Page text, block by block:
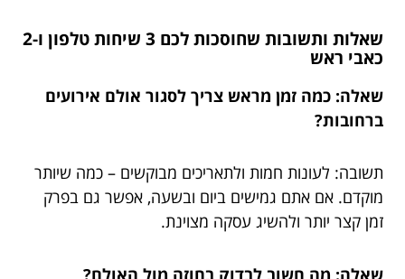
שאלות ותשובות שחוסכות לכם 3 שיחות טלפון ו-2
כאבי ראש
שאלה: כמה זמן מראש צריך לסגור אולם אירועים
ברחובות?
תשובה: לעונות חמות ולתאריכים מבוקשים – כמה שיותר
מוקדם. אם אתם גמישים ביום ובשעה, אפשר גם בפרק
זמן קצר יותר ולהשיג עסקה מצוינת.
שאלה: מה חשוב לבדוק בחוזה מול האולם?